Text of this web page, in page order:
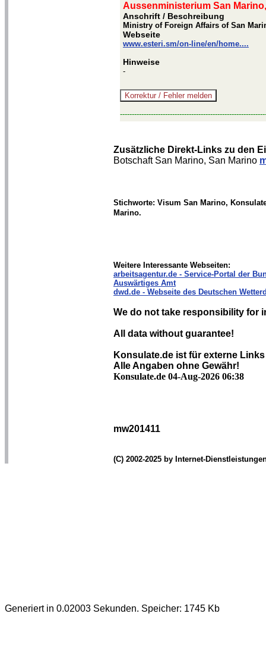
Aussenministerium San
Anschrift / Beschreibung
Ministry of Foreign Affairs of San
Webseite
www.esteri.sm/on-line/en/home....
Hinweise
-
Zusätzliche Direkt-Links zu den
Botschaft San Marino, San Marino
Stichworte: Visum San Marino,
Marino.
Weitere Interessante Webseiten:
arbeitsagentur.de - Service-Portal der
Auswärtiges Amt
dwd.de - Webseite des Deutschen
We do not take responsibility for
All data without guarantee!
Konsulate.de ist für externe
Alle Angaben ohne Gewähr!
Konsulate.de 04-Aug-2026 06:38
mw201411
(C) 2002-2025 by Internet-
Generiert in 0.02003 Sekunden. Speicher: 1745 Kb